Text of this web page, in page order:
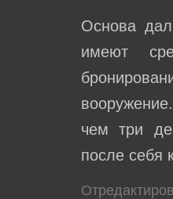
Основа
имеют
чем три
после себя